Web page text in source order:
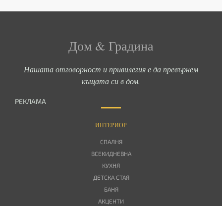
Дом & Градина
Нашата отговорност и привилегия е да превърнем
къщата си в дом.
РЕКЛАМА
ИНТЕРИОР
СПАЛНЯ
ВСЕКИДНЕВНА
КУХНЯ
ДЕТСКА СТАЯ
БАНЯ
АКЦЕНТИ